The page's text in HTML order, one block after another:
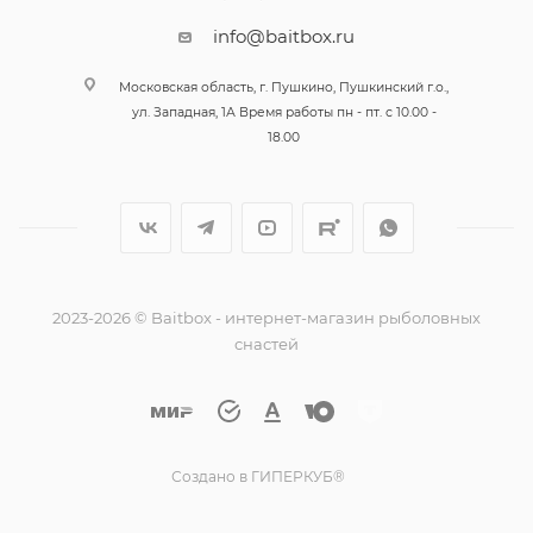
info@baitbox.ru
Московская область, г. Пушкино, Пушкинский г.о.,
ул. Западная, 1А Время работы пн - пт. с 10.00 -
18.00
2023-2026 © Baitbox - интернет-магазин рыболовных
снастей
Создано в ГИПЕРКУБ®